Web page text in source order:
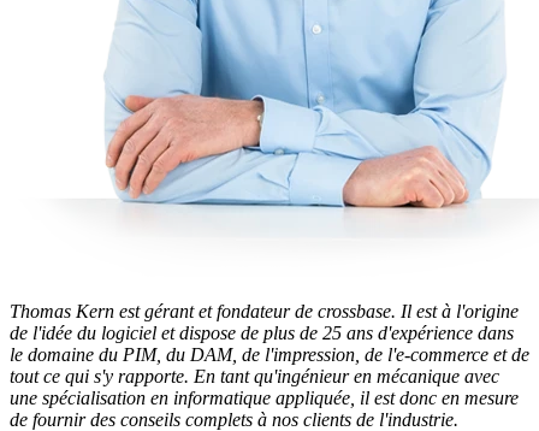
Thomas Kern est gérant et fondateur de crossbase. Il est à l'origine
de l'idée du logiciel et dispose de plus de 25 ans d'expérience dans
le domaine du PIM, du DAM, de l'impression, de l'e-commerce et de
tout ce qui s'y rapporte. En tant qu'ingénieur en mécanique avec
une spécialisation en informatique appliquée, il est donc en mesure
de fournir des conseils complets à nos clients de l'industrie.